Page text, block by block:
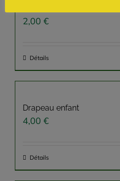
2,00 €
Détails
Drapeau enfant
4,00 €
Détails